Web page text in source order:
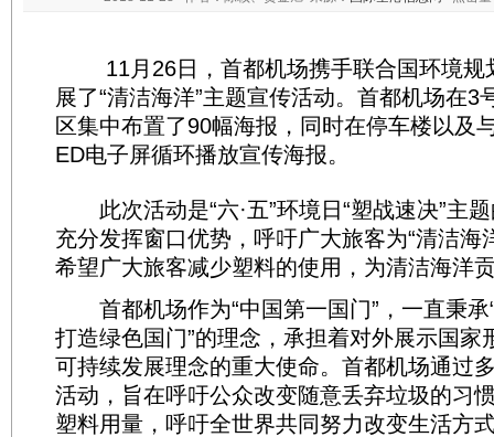
11月26日，首都机场携手联合国环境规
展了“清洁海洋”主题宣传活动。首都机场在3
区集中布置了90幅海报，同时在停车楼以及
ED电子屏循环播放宣传海报。
此次活动是“六·五”环境日“塑战速决”主
充分发挥窗口优势，呼吁广大旅客为“清洁海
希望广大旅客减少塑料的使用，为清洁海洋
首都机场作为“中国第一国门”，一直秉承
打造绿色国门”的理念，承担着对外展示国家
可持续发展理念的重大使命。首都机场通过
活动，旨在呼吁公众改变随意丢弃垃圾的习
塑料用量，呼吁全世界共同努力改变生活方